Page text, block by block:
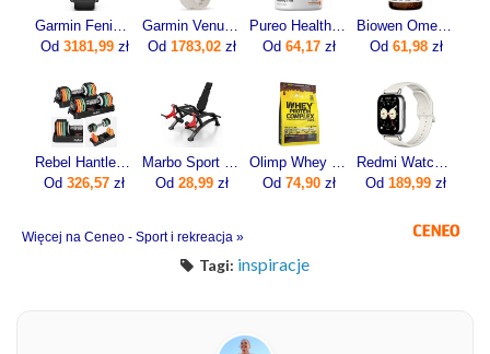
Garmin Fenix 8 47mm Slate grey z czarnym paskiem
Od 3181,99zł
Garmin Venu 3S Soft Gold z w kolorze Beżowym 0100278504
Od 1783,02zł
Pureo Health Kolagen Stawy + Stawy Kości Mięśnie Smak Neutralny 30 Porcji
Od 64,17zł
Biowen Omega 3 Forte 90kaps.
Od 61,98zł
Rebel Hantle Żeliwne Regulowane Zestaw 2X5Kg Automatyczne Skok Co 1Kg
Od 326,57 zł
Marbo Sport Maszyna Na Mięsień Czworogłowy Uda Mf U011 Czarny Antracyt Metalic
Od 28,99zł
Olimp Whey Protein Complex 600g
Od 74,90zł
Redmi Watch 5 Lite Złoty
Od 189,99 zł
Więcej na Ceneo - Sport i rekreacja »
Tagi: inspiracje